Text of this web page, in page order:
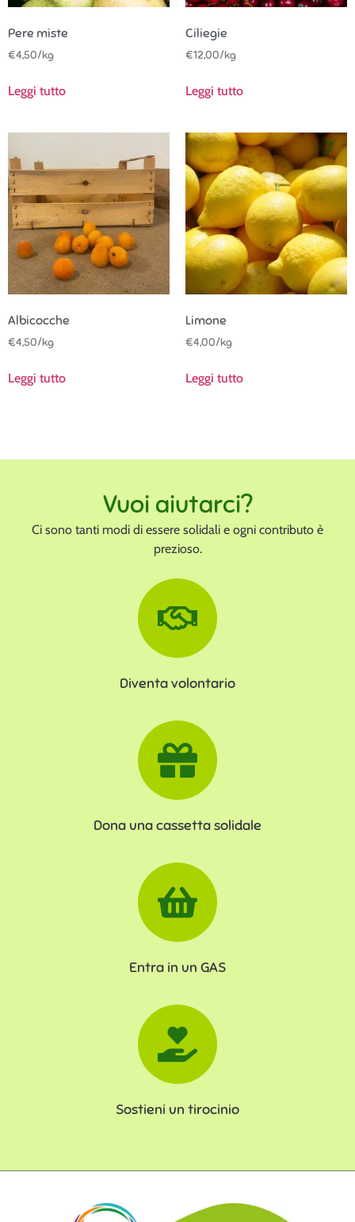
Pere miste
€4,50/kg
Leggi tutto
Ciliegie
€12,00/kg
Leggi tutto
Albicocche
€4,50/kg
Leggi tutto
Limone
€4,00/kg
Leggi tutto
Vuoi aiutarci?
Ci sono tanti modi di essere solidali e ogni contributo è
prezioso.
Diventa volontario
Dona una cassetta solidale
Entra in un GAS
Sostieni un tirocinio